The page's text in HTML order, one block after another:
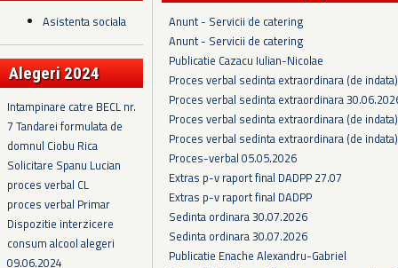
Asistenta sociala
Alegeri 2024
Intampinare catre BECL nr.
7 Tandarei formulata de
domnul Ciobu Rica
Solicitare Spanu Lucian
proces verbal CL
proces verbal Primar
Dispozitie interzicere
consum alcool alegeri
09.06.2024
Anunt - Servicii de catering
Anunt - Servicii de catering
Publicatie Cazacu Iulian-Nicolae
Proces verbal sedinta extraordinara (de
Proces verbal sedinta extraordinara
Proces verbal sedinta extraordinara (de
Proces verbal sedinta extraordinara (de
Proces-verbal 05.05.2026
Extras p-v raport final DADPP 27.07
Extras p-v raport final DADPP
Sedinta ordinara 30.07.2026
Sedinta ordinara 30.07.2026
Publicatie Enache Alexandru-Gabriel